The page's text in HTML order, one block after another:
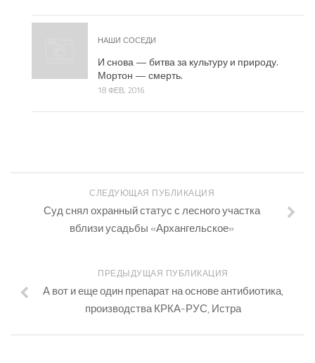
НАШИ СОСЕДИ
И снова — битва за культуру и природу.
Мортон — смерть.
18 ФЕВ, 2016
СЛЕДУЮЩАЯ ПУБЛИКАЦИЯ
Суд снял охранный статус с лесного участка
вблизи усадьбы «Архангельское»
ПРЕДЫДУЩАЯ ПУБЛИКАЦИЯ
А вот и еще один препарат на основе антибиотика,
производства КРКА-РУС, Истра